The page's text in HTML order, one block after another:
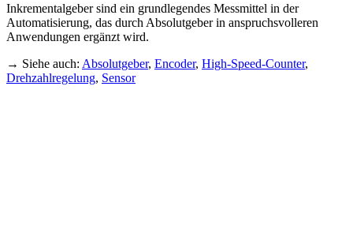
Inkrementalgeber sind ein grundlegendes Messmittel in der
Automatisierung, das durch Absolutgeber in anspruchsvolleren
Anwendungen ergänzt wird.
→ Siehe auch: Absolutgeber, Encoder, High-Speed-Counter,
Drehzahlregelung, Sensor